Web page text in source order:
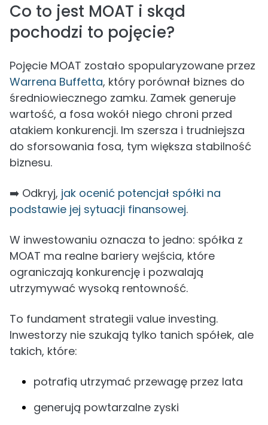
Co to jest MOAT i skąd
pochodzi to pojęcie?
Pojęcie MOAT zostało spopularyzowane przez
Warrena Buffetta, który porównał biznes do
średniowiecznego zamku. Zamek generuje
wartość, a fosa wokół niego chroni przed
atakiem konkurencji. Im szersza i trudniejsza
do sforsowania fosa, tym większa stabilność
biznesu.
➡️ Odkryj, jak ocenić potencjał spółki na
podstawie jej sytuacji finansowej.
W inwestowaniu oznacza to jedno: spółka z
MOAT ma realne bariery wejścia, które
ograniczają konkurencję i pozwalają
utrzymywać wysoką rentowność.
To fundament strategii value investing.
Inwestorzy nie szukają tylko tanich spółek, ale
takich, które:
potrafią utrzymać przewagę przez lata
generują powtarzalne zyski